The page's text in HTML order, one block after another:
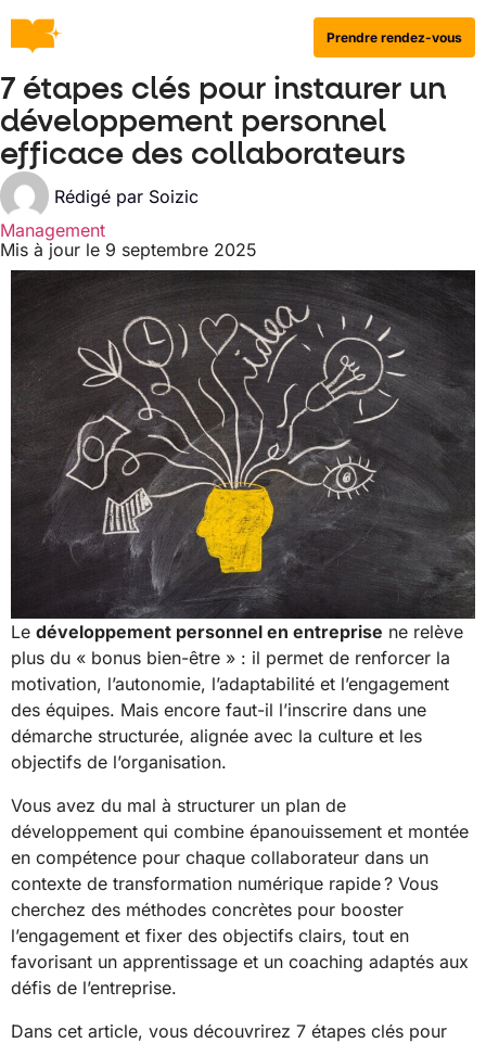
Prendre rendez-vous
7 étapes clés pour instaurer un
développement personnel
efficace des collaborateurs
Rédigé par Soizic
Management
Mis à jour le 9 septembre 2025
Le développement personnel en entreprise ne relève
plus du « bonus bien-être » : il permet de renforcer la
motivation, l’autonomie, l’adaptabilité et l’engagement
des équipes. Mais encore faut-il l’inscrire dans une
démarche structurée, alignée avec la culture et les
objectifs de l’organisation.
Vous avez du mal à structurer un plan de
développement qui combine épanouissement et montée
en compétence pour chaque collaborateur dans un
contexte de transformation numérique rapide ? Vous
cherchez des méthodes concrètes pour booster
l’engagement et fixer des objectifs clairs, tout en
favorisant un apprentissage et un coaching adaptés aux
défis de l’entreprise.
Dans cet article, vous découvrirez 7 étapes clés pour